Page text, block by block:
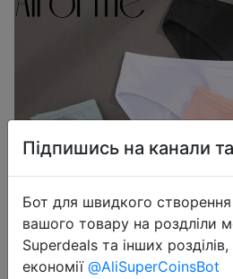
Підпишись на канали
Бот для швидкого
вашого товару на роздліли
Superdeals та інших
економії @AliSuperCoinsBot